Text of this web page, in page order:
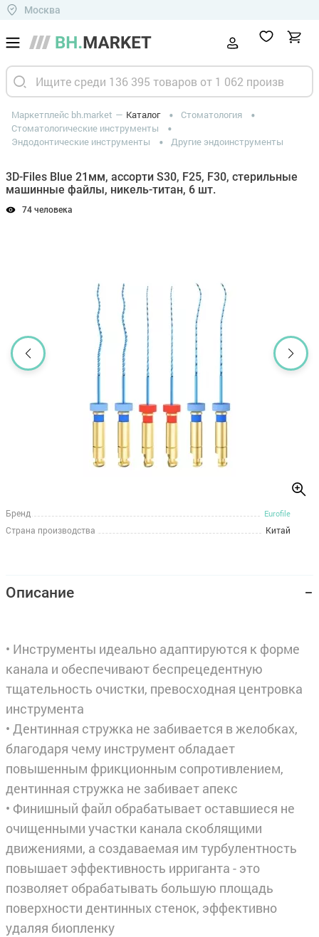
Москва
Маркетплейс bh.market Каталог
Стоматология
Стоматологические инструменты
Эндодонтические инструменты
Другие эндоинструменты
3D-Files Blue 21мм, ассорти S30, F25, F30, стерильные
машинные файлы, никель-титан, 6 шт.
74 человека
Бренд Eurofile
Страна производства Китай
Описание
• Инструменты идеально адаптируются к форме
канала и обеспечивают беспрецедентную
тщательность очистки, превосходная центровка
инструмента
• Дентинная стружка не забивается в желобках,
благодаря чему инструмент обладает
повышенным фрикционным сопротивлением,
дентинная стружка не забивает апекс
• Финишный файл обрабатывает оставшиеся не
очищенными участки канала скоблящими
движениями, а создаваемая им турбулентность
повышает эффек­тивность ирриганта - это
позволяет обрабатывать большую площадь
поверхно­сти дентинных стенок, эффективно
удаляя биопленку